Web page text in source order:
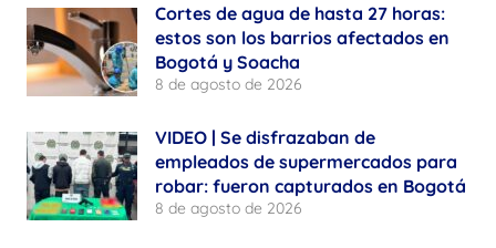
Cortes de agua de hasta 27 horas:
estos son los barrios afectados en
Bogotá y Soacha
8 de agosto de 2026
VIDEO | Se disfrazaban de
empleados de supermercados para
robar: fueron capturados en Bogotá
8 de agosto de 2026